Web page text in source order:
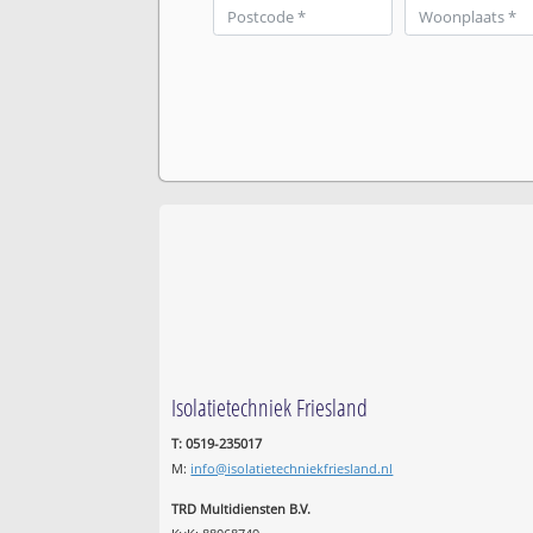
Isolatietechniek Friesland
T: 0519-235017
M: info@isolatietechniekfriesland.nl
TRD Multidiensten B.V.